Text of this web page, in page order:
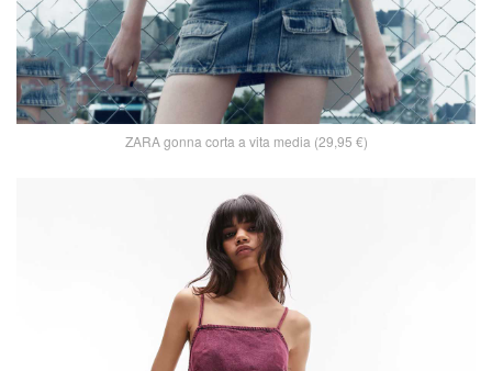
ZARA gonna corta a vita media (29,95 €)